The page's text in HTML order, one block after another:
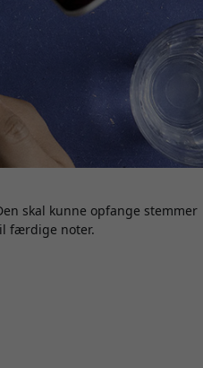
skal kunne opfange stemmer
færdige noter.